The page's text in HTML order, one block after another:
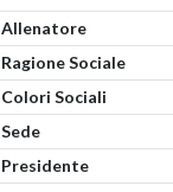
Allenatore
Ragione Sociale
Colori Sociali
Sede
Presidente